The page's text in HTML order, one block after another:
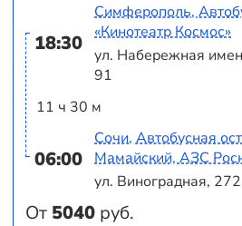
18:30
11 ч 30 м
06:00
От 5040 руб.
Симферополь,
«Кинотеатр Космос»
ул. Набережная
91
Сочи, Автобусная
Мамайский, АЗС
ул. Виноградная, 272